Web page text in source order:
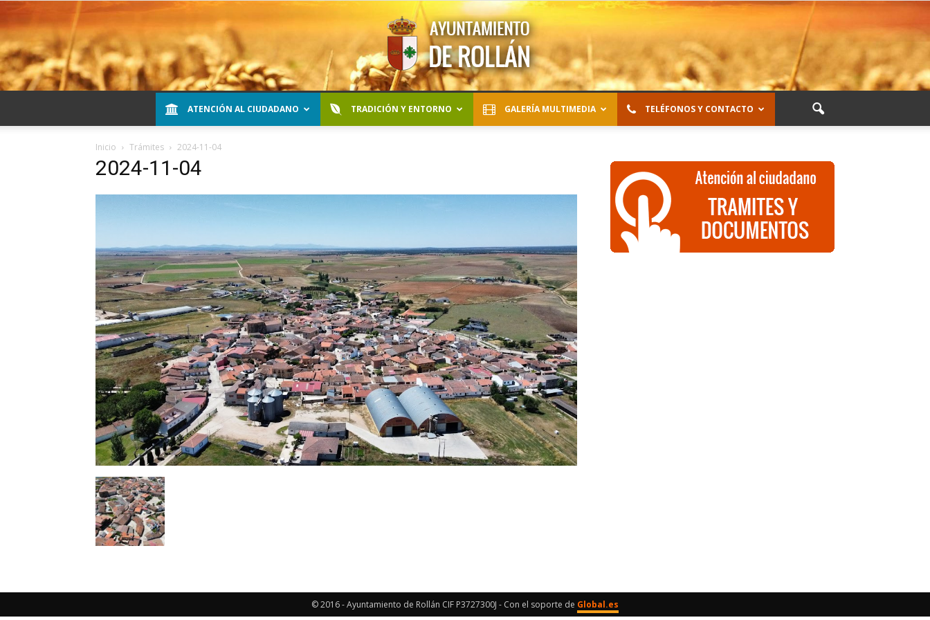
Rollán
ATENCIÓN AL CIUDADANO TRADICIÓN Y ENTORNO GALERÍA MULTIMEDIA TELÉFONOS Y CONTACTO
Inicio Trámites 2024-11-04
2024-11-04
© 2016 - Ayuntamiento de Rollán CIF P3727300J - Con el soporte de Global.es